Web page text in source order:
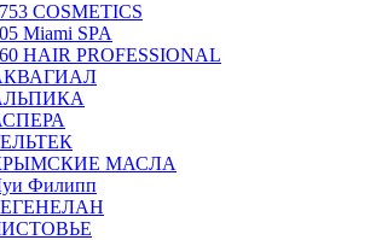
COSMETICS
Miami SPA
HAIR PROFESSIONAL
МАСЛА
Филипп